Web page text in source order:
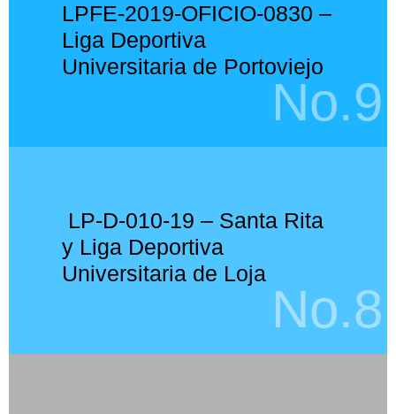
LPFE-2019-OFICIO-0830 –
Liga Deportiva
Universitaria de Portoviejo
No.9
LP-D-010-19 – Santa Rita
y Liga Deportiva
Universitaria de Loja
No.8